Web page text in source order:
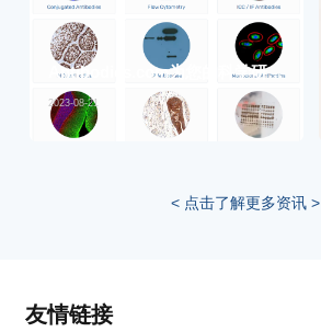
Antibodies.com为您的科学研究提供完美的实验工具
2023-08-21
< 点击了解更多资讯 >
友情链接